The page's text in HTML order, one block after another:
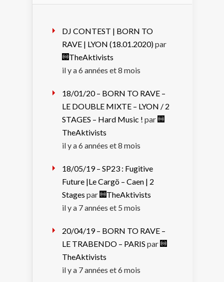
DJ CONTEST | BORN TO
RAVE | LYON (18.01.2020)par
TheAktivists
il y a 6 années et 8 mois
18/01/20 – BORN TO RAVE –
LE DOUBLE MIXTE – LYON / 2
STAGES – Hard Music ! par
TheAktivists
il y a 6 années et 8 mois
18/05/19 – SP23 : Fugitive
Future |Le Cargö – Caen | 2
Stages par
TheAktivists
il y a 7 années et 5 mois
20/04/19 – BORN TO RAVE –
LE TRABENDO – PARIS par
TheAktivists
il y a 7 années et 6 mois